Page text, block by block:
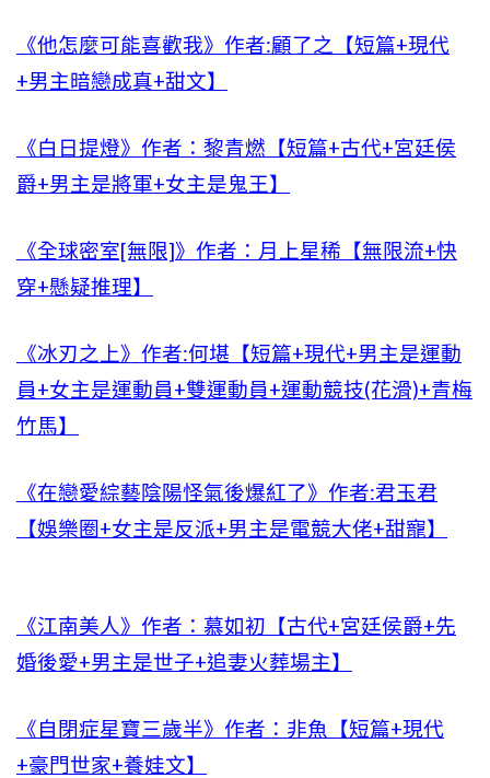
《他怎麼可能喜歡我》作者:顧了之【短篇+現代
+男主暗戀成真+甜文】
《白日提燈》作者：黎青燃【短篇+古代+宮廷侯
爵+男主是將軍+女主是鬼王】
《全球密室[無限]》作者：月上星稀【無限流+快
穿+懸疑推理】
《冰刃之上》作者:何堪【短篇+現代+男主是運動
員+女主是運動員+雙運動員+運動競技(花滑)+青梅
竹馬】
《在戀愛綜藝陰陽怪氣後爆紅了》作者:君玉君
【娛樂圈+女主是反派+男主是電競大佬+甜寵】
《江南美人》作者：慕如初【古代+宮廷侯爵+先
婚後愛+男主是世子+追妻火葬場主】
《自閉症星寶三歲半》作者：非魚【短篇+現代
+豪門世家+養娃文】